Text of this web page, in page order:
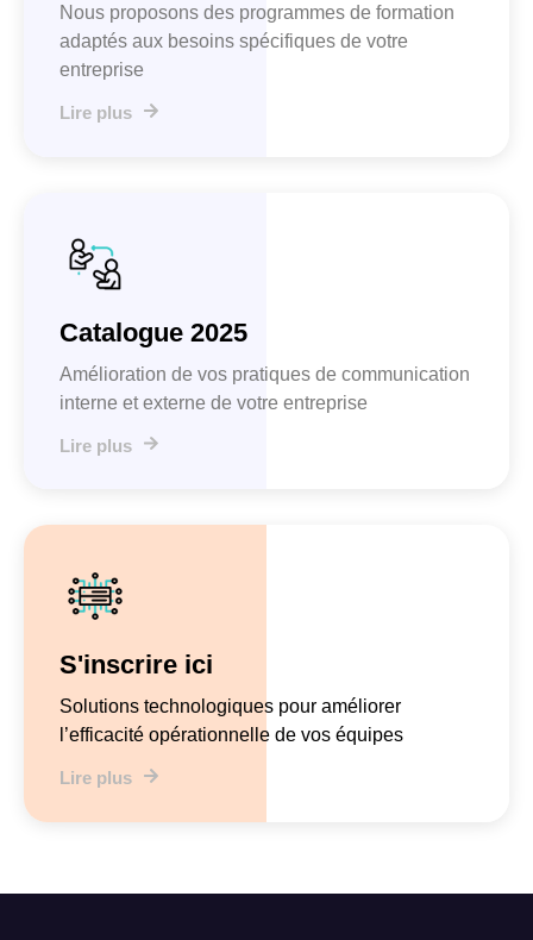
Nous proposons des programmes de formation
adaptés aux besoins spécifiques de votre
entreprise
Lire plus
Catalogue 2025
Amélioration de vos pratiques de communication
interne et externe de votre entreprise
Lire plus
S'inscrire ici
Solutions technologiques pour améliorer
l’efficacité opérationnelle de vos équipes
Lire plus